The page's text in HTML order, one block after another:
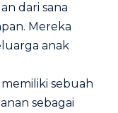
dari sana
Mereka
anak
sebuah
sebagai